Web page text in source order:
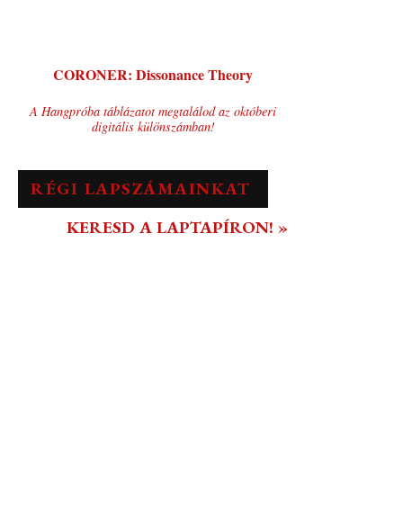
CORONER: Dissonance Theory
A Hangpróba táblázatot megtalálod az októberi
digitális különszámban!
RÉGI LAPSZÁMAINKAT
KERESD A LAPTAPÍRON! »